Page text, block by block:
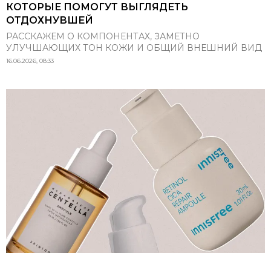
КОТОРЫЕ ПОМОГУТ ВЫГЛЯДЕТЬ
ОТДОХНУВШЕЙ
РАССКАЖЕМ О КОМПОНЕНТАХ, ЗАМЕТНО
УЛУЧШАЮЩИХ ТОН КОЖИ И ОБЩИЙ ВНЕШНИЙ ВИД
16.06.2026, 08:33